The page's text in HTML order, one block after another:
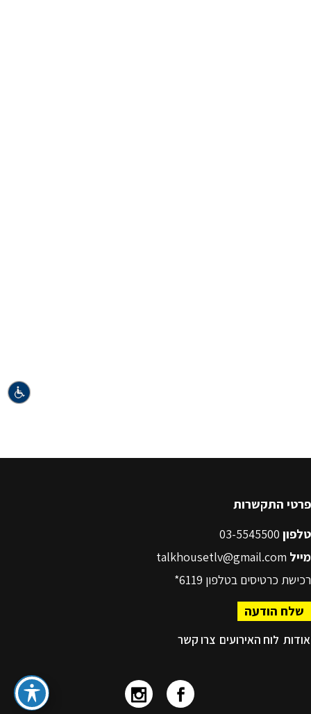
פרטי התקשרות
טלפון
מייל talkhousetlv@gmail.com
רכישת כרטיסים בטלפון 6119*
שלח הודעה
אודות לוח האירועים צרו קשר